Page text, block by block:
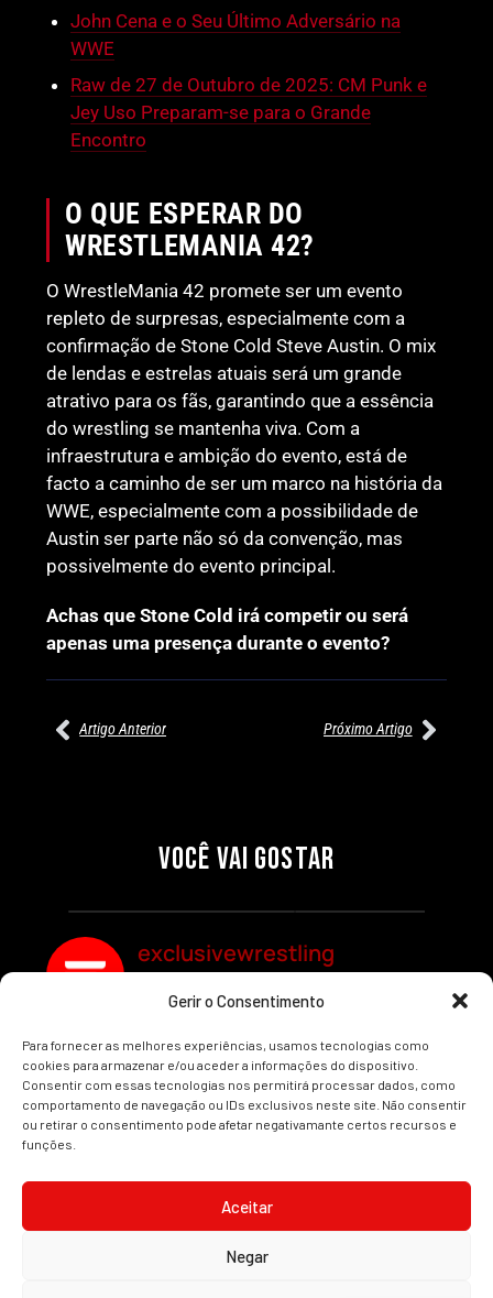
Gerir o Consentimento
Para fornecer as melhores experiências, usamos tecnologias como
cookies para armazenar e/ou aceder a informações do dispositivo.
Consentir com essas tecnologias nos permitirá processar dados, como
comportamento de navegação ou IDs exclusivos neste site. Não consentir
ou retirar o consentimento pode afetar negativamante certos recursos e
funções.
Aceitar
Negar
John Cena e o Seu Último Adversário na
WWE
Raw de 27 de Outubro de 2025: CM Punk e
Jey Uso Preparam-se para o Grande
Encontro
O QUE ESPERAR DO
WRESTLEMANIA 42?
O WrestleMania 42 promete ser um evento
repleto de surpresas, especialmente com a
confirmação de Stone Cold Steve Austin. O mix
de lendas e estrelas atuais será um grande
atrativo para os fãs, garantindo que a essência
do wrestling se mantenha viva. Com a
infraestrutura e ambição do evento, está de
facto a caminho de ser um marco na história da
WWE, especialmente com a possibilidade de
Austin ser parte não só da convenção, mas
possivelmente do evento principal.
Achas que Stone Cold irá competir ou será
apenas uma presença durante o evento?
Artigo Anterior Próximo Artigo
VOCÊ VAI GOSTAR
SEGMENTOS A NÃO PERDER
Por exclusivewrestling
MUNDIAL FEMININO NA AEW
REDEMPTION
Por exclusivewrestling
exclusivewrestling
Ver mais Artigos